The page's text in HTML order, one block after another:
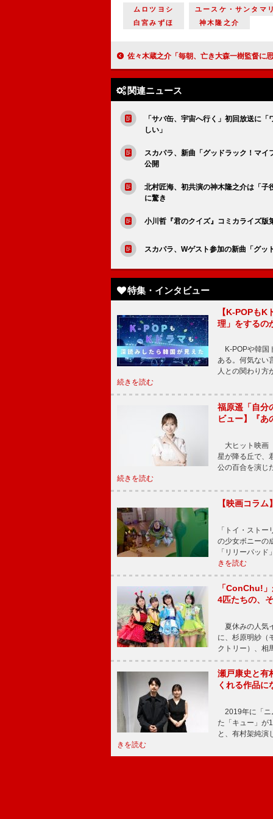
ムロツヨシ
ユースケ・サンタマ
白宮みずほ
神木隆之介
佐々木蔵之介「毎朝、亡き大森一樹監督に思いをはせながら現場に通っていました」名監督の遺志を継いで主演に挑んだ時代劇『幕末ヒポクラテ
関連ニュース
「サバ缶、宇宙へ行く」初回放送に
しい」
スカパラ、新曲「グッドラック！マ
公開
北村匠海、初共演の神木隆之介は「子
に驚き
小川哲『君のクイズ』コミカライズ版
スカパラ、Wゲスト参加の新曲「グ
特集・インタビュー
【K-POPも
理」をするの
K-POPや韓国
ある。何気ない
人との関わり方
続きを読む
福原遥「自分
ビュー】『あ
大ヒット映画
星が降る丘で、
公の百合を演じ
続きを読む
【映画コラ
「トイ・スト
の少女ボニーの
「リリーパッ
きを読む
「ConChu!
4匹たちの、
夏休みの人気
に、杉原明紗（
クトリー）、相
瀬戸康史と有
くれる作品
2019年に「ニ
た「キュー」が
と、有村架純
きを読む